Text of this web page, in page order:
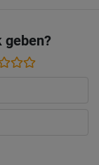
geben?